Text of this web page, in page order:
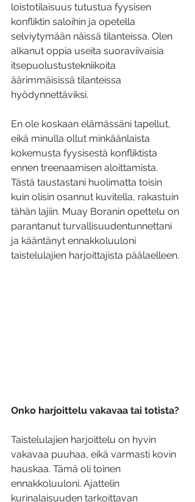
loistotilaisuus tutustua fyysisen
konfliktin saloihin ja opetella
selviytymään näissä tilanteissa. Olen
alkanut oppia useita suoraviivaisia
itsepuolustustekniikoita
äärimmäisissä tilanteissa
hyödynnettäviksi.
En ole koskaan elämässäni tapellut,
eikä minulla ollut minkäänlaista
kokemusta fyysisestä konfliktista
ennen treenaamisen aloittamista.
Tästä taustastani huolimatta toisin
kuin olisin osannut kuvitella, rakastuin
tähän lajiin. Muay Boranin opettelu on
parantanut turvallisuudentunnettani
ja kääntänyt ennakkoluuloni
taistelulajien harjoittajista päälaelleen.
Onko harjoittelu vakavaa tai totista?
Taistelulajien harjoittelu on hyvin
vakavaa puuhaa, eikä varmasti kovin
hauskaa. Tämä oli toinen
ennakkoluuloni. Ajattelin
kurinalaisuuden tarkoittavan